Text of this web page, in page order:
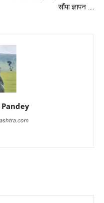
सौंपा ज्ञापन ….